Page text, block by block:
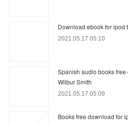
Download ebook for ipod
2021.05.17 05:10
Spanish audio books
Wilbur Smith
2021.05.17 05:09
Books free download for